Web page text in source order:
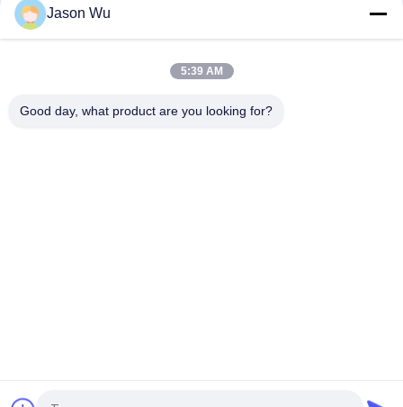
POMPE À ENGRENAGES EN FONTE VOLLVO VOE 14537295
POUR REMPLACEMENT ORIGINAL
Pompes à engrenages en fonte VOLLVO VOE 14782798 pour le
Jason Wu
5:39 AM
Good day, what product are you looking for?